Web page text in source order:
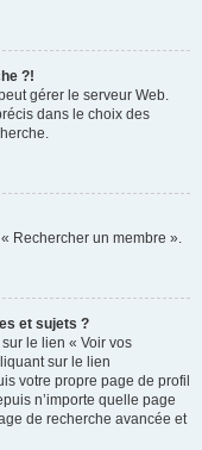
?!
gérer le serveur Web.
dans le choix des
Rechercher un membre ».
et sujets ?
le lien « Voir vos
sur le lien
votre propre page de profil
n’importe quelle page
de recherche avancée et